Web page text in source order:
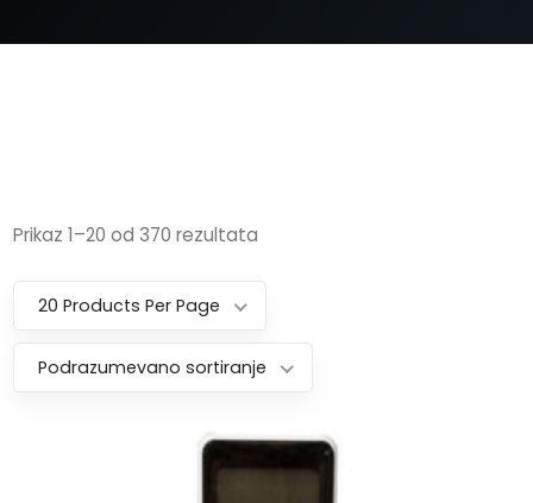
Prikaz 1–20 od 370 rezultata
20 Products Per Page
Podrazumevano sortiranje